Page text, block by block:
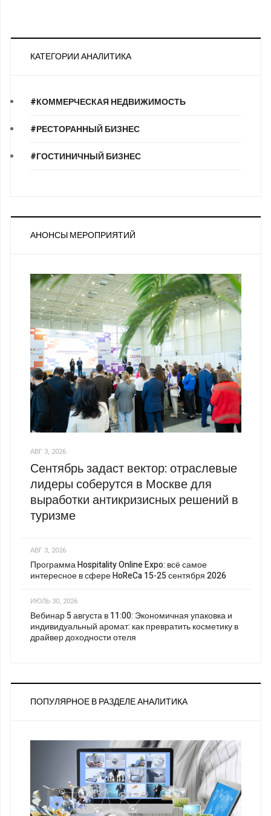
КАТЕГОРИИ АНАЛИТИКА
#КОММЕРЧЕСКАЯ НЕДВИЖИМОСТЬ
#РЕСТОРАННЫЙ БИЗНЕС
#ГОСТИНИЧНЫЙ БИЗНЕС
АНОНСЫ МЕРОПРИЯТИЙ
АВГ 3, 2026
Сентябрь задаст вектор: отраслевые
лидеры соберутся в Москве для
выработки антикризисных решений в
туризме
АВГ 3, 2026
Программа Hospitality Online Expo: всё самое
интересное в сфере HoReCa 15-25 сентября 2026
ИЮЛЬ 30, 2026
Вебинар 5 августа в 11:00: Экономичная упаковка и
индивидуальный аромат: как превратить косметику в
драйвер доходности отеля
ПОПУЛЯРНОЕ В РАЗДЕЛЕ АНАЛИТИКА